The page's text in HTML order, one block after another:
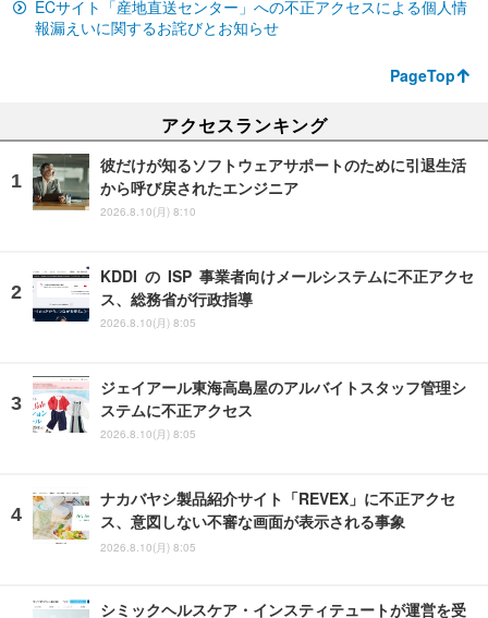
ECサイト「産地直送センター」への不正アクセスによる個人情
報漏えいに関するお詫びとお知らせ
PageTop
アクセスランキング
彼だけが知るソフトウェアサポートのために引退生活
から呼び戻されたエンジニア
2026.8.10(月) 8:10
KDDI の ISP 事業者向けメールシステムに不正アクセ
ス、総務省が行政指導
2026.8.10(月) 8:05
ジェイアール東海高島屋のアルバイトスタッフ管理シ
ステムに不正アクセス
2026.8.10(月) 8:05
ナカバヤシ製品紹介サイト「REVEX」に不正アクセ
ス、意図しない不審な画面が表示される事象
2026.8.10(月) 8:05
シミックヘルスケア・インスティテュートが運営を受